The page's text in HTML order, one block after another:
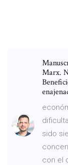
Marx.
sido
con el